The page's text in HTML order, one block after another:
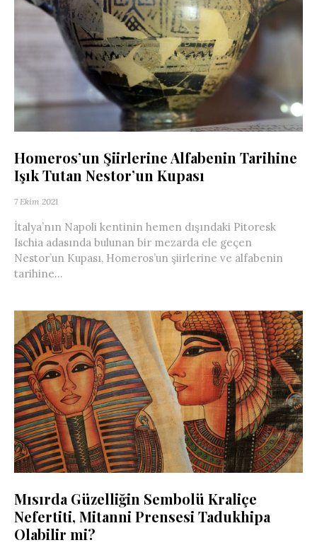
Homeros’un Şiirlerine Alfabenin Tarihine
Işık Tutan Nestor’un Kupası
7 Ekim 2021
İtalya’nın Napoli kentinin hemen dışındaki Pitoresk
Ischia adasında bulunan bir mezarda ele geçen
Nestor’un Kupası, Homeros’un şiirlerine ve alfabenin
tarihine...
Mısırda Güzelliğin Sembolü Kraliçe
Nefertiti, Mitanni Prensesi Tadukhipa
Olabilir mi?